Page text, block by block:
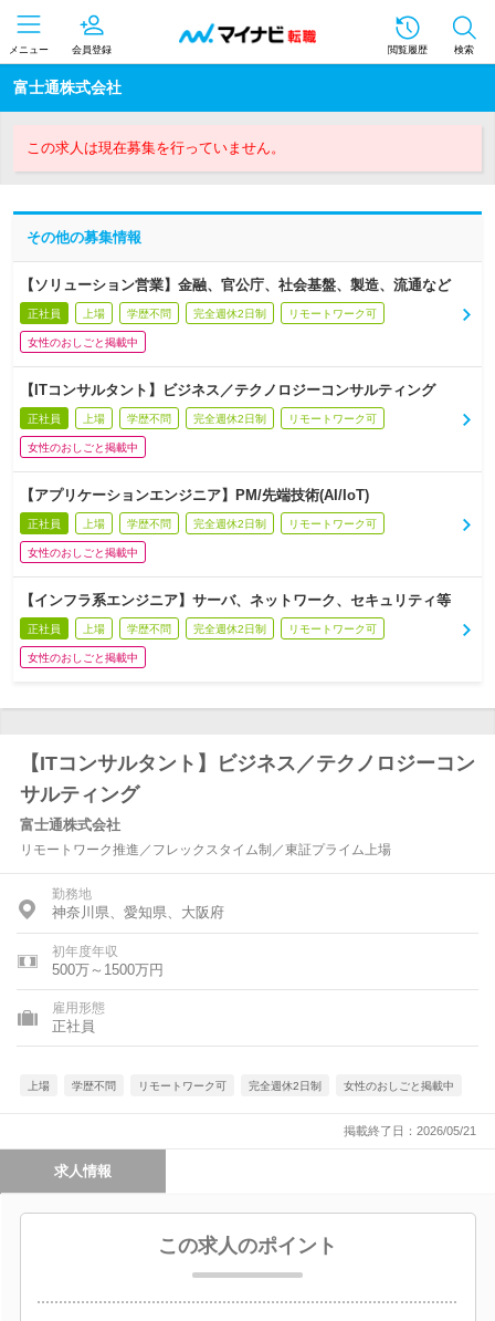
メニュー 会員登録 閲覧履歴 検索
富士通株式会社
この求人は現在募集を行っていません。
その他の募集情報
【ソリューション営業】金融、官公庁、社会基盤、製造、流通など
正社員 上場 学歴不問 完全週休2日制 リモートワーク可
女性のおしごと掲載中
【ITコンサルタント】ビジネス／テクノロジーコンサルティング
正社員 上場 学歴不問 完全週休2日制 リモートワーク可
女性のおしごと掲載中
【アプリケーションエンジニア】PM/先端技術(AI/IoT)
正社員 上場 学歴不問 完全週休2日制 リモートワーク可
女性のおしごと掲載中
【インフラ系エンジニア】サーバ、ネットワーク、セキュリティ等
正社員 上場 学歴不問 完全週休2日制 リモートワーク可
女性のおしごと掲載中
【ITコンサルタント】ビジネス／テクノロジーコン
サルティング
富士通株式会社
リモートワーク推進／フレックスタイム制／東証プライム上場
勤務地
神奈川県、愛知県、大阪府
初年度年収
500万～1500万円
雇用形態
正社員
上場 学歴不問 リモートワーク可 完全週休2日制 女性のおしごと掲載中
掲載終了日：2026/05/21
求人情報
この求人のポイント